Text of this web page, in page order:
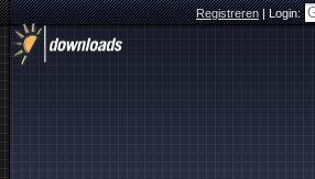
Registreren|Login: